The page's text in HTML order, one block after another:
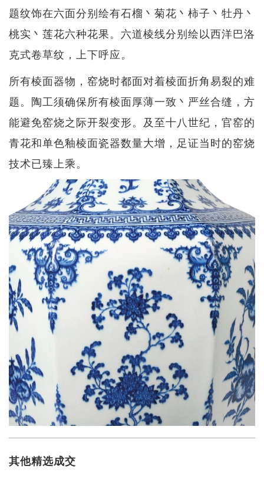
题纹饰在六面分别绘有石榴丶菊花丶柿子丶牡丹丶
桃实丶莲花六种花果。六道棱线分别绘以西洋巴洛
克式卷草纹，上下呼应。
所有棱面器物，窑烧时都面对着棱面折角易裂的难
题。陶工须确保所有棱面厚薄一致丶严丝合缝，方
能避免窑烧之际开裂变形。及至十八世纪，官窑的
青花和单色釉棱面瓷器数量大增，足证当时的窑烧
技术已臻上乘。
其他精选成交